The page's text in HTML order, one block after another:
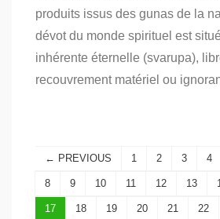
Vaikuntha
(Bhagavat
Sandarbha,
–
Partie
produits issus des gunas de la
dévot du monde spirituel est
inhérente éternelle (svarupa),
recouvrement matériel ou
← PREVIOUS 1 2 3 4
8 9 10 11 12 13
17 18 19 20 21 22